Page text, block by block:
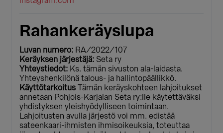
Rahankeräyslupa
Luvan numero: RA/2022/107
Keräyksen järjestäjä: Seta ry
Yhteystiedot: Ks. tämän sivuston ala-laidasta.
Yhteyshenkilönä talous- ja hallintopäällikkö.
Käyttötarkoitus Tämän keräyskohteen lahjoitukset
annetaan Pohjois-Karjalan Seta ry:lle käytettäväksi
yhdistyksen yleishyödylliseen toimintaan.
Lahjoitusten avulla järjestö voi mm. edistää
sateenkaari-ihmisten ihmisoikeuksia, toteuttaa